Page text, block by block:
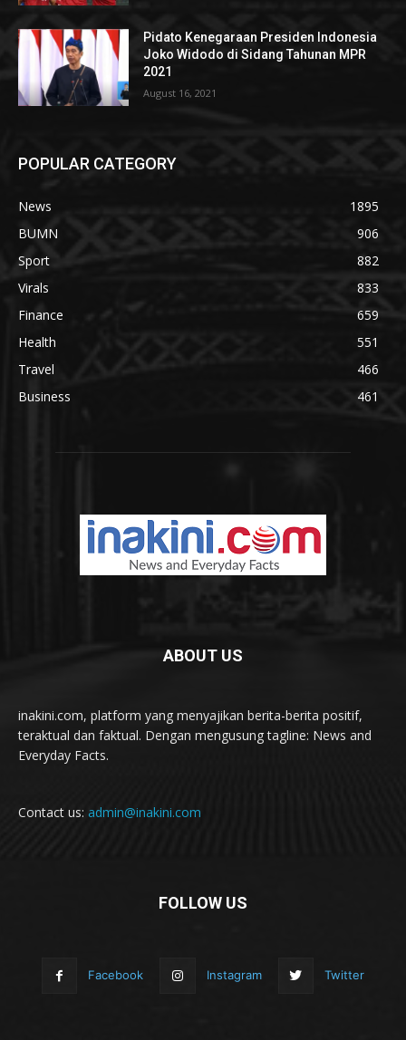
Pidato Kenegaraan Presiden Indonesia
Joko Widodo di Sidang Tahunan MPR
2021
August 16, 2021
POPULAR CATEGORY
News
1895
BUMN
906
Sport
882
Virals
833
Finance
659
Health
551
Travel
466
Business
461
ABOUT US
inakini.com, platform yang menyajikan berita-berita positif,
teraktual dan faktual. Dengan mengusung tagline: News and
Everyday Facts.
Contact us: admin@inakini.com
FOLLOW US
Facebook Instagram Twitter